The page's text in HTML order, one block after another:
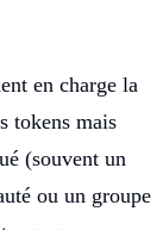
en charge la
tokens mais
(souvent un
ou un groupe